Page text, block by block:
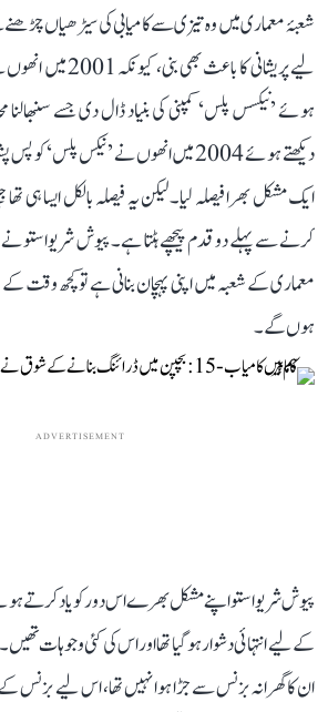
شعبۂ معماری میں وہ تیزی سے کامیابی کی سیڑھیاں
لیے پریشانی کا باعث
ہوئے ’نیکسس پلس‘ کمپنی کی بنیاد ڈال دی جسے
دیکھتے ہوئے 2004 میں انھوں نے ’نیکس
ایک مشکل بھرا فیصلہ لیا۔ لیکن یہ فیصلہ بالکل ایسا ہی
کرنے سے پہلے دو قدم پیچھے ہٹتا ہے۔ پیوش شریواستو
معماری کے شعبہ میں اپنی پہچان بنانی ہے تو کچھ وقت کے
ہوں گے۔
ADVERTISEMENT
پیوش شریواستو اپنے مشکل بھرے اس دور کو یاد کرتے
کے لیے انتہائی دشوار ہو گیا تھا اور اس کی کئی وجوہات
ان کا گھرانہ بزنس سے جڑا ہوا نہیں تھا، اس لیے بزنس